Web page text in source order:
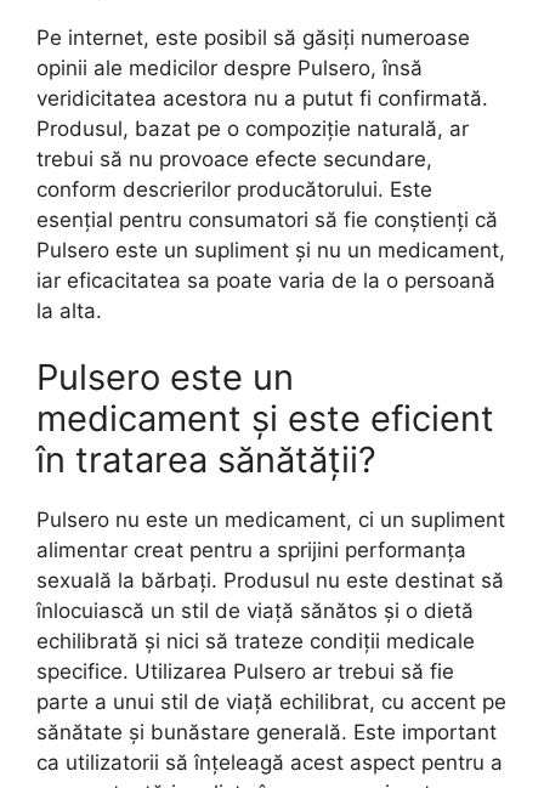
Pe internet, este posibil să găsiți numeroase
opinii ale medicilor despre Pulsero, însă
veridicitatea acestora nu a putut fi confirmată.
Produsul, bazat pe o compoziție naturală, ar
trebui să nu provoace efecte secundare,
conform descrierilor producătorului. Este
esențial pentru consumatori să fie conștienți că
Pulsero este un supliment și nu un medicament,
iar eficacitatea sa poate varia de la o persoană
la alta.
Pulsero este un
medicament și este eficient
în tratarea sănătății?
Pulsero nu este un medicament, ci un supliment
alimentar creat pentru a sprijini performanța
sexuală la bărbați. Produsul nu este destinat să
înlocuiască un stil de viață sănătos și o dietă
echilibrată și nici să trateze condiții medicale
specifice. Utilizarea Pulsero ar trebui să fie
parte a unui stil de viață echilibrat, cu accent pe
sănătate și bunăstare generală. Este important
ca utilizatorii să înțeleagă acest aspect pentru a